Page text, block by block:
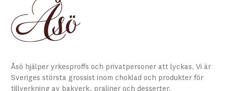
Åsö hjälper yrkesproffs och privatpersoner att lyckas. Vi är
Sveriges största grossist inom choklad och produkter för
tillverkning av bakverk, praliner och desserter.